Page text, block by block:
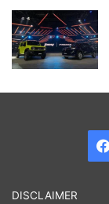
DISCLAIMER